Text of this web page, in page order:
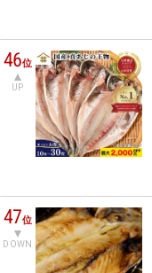
46位
UP
47位
DOWN